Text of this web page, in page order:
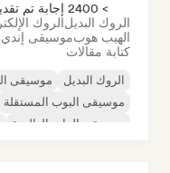
> 2400 إجابة تم تقديمها
الروك البديلالروك
الهيب هوبموسيقى
كتابة مقالات
الروك البديل موسيقى
موسيقى البوب المستقلة
موسيقى الراب العالمية